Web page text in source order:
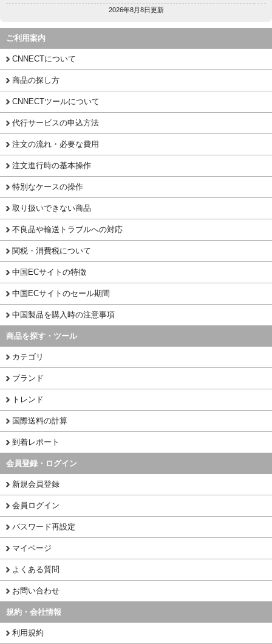
2026年8月8日更新
ご利用案内
CNNECTについて
商品の探し方
CNNECTツールについて
代行サービスの申込方法
注文の流れ・必要な費用
注文進行時の基本操作
特別なケースの操作
取り扱いできない商品
不良品や輸送トラブルへの対応
関税・消費税について
中国ECサイトの特徴
中国ECサイトのセール期間
中国製品を購入時の注意事項
商品を探す・ツール
カテゴリ
ブランド
トレンド
国際送料の計算
到着レポート
会員登録・ログイン
新規会員登録
会員ログイン
パスワード再設定
マイページ
よくある質問
お問い合わせ
規約・会社情報
利用規約